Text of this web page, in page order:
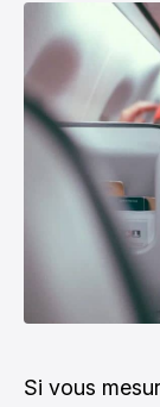
Si vous